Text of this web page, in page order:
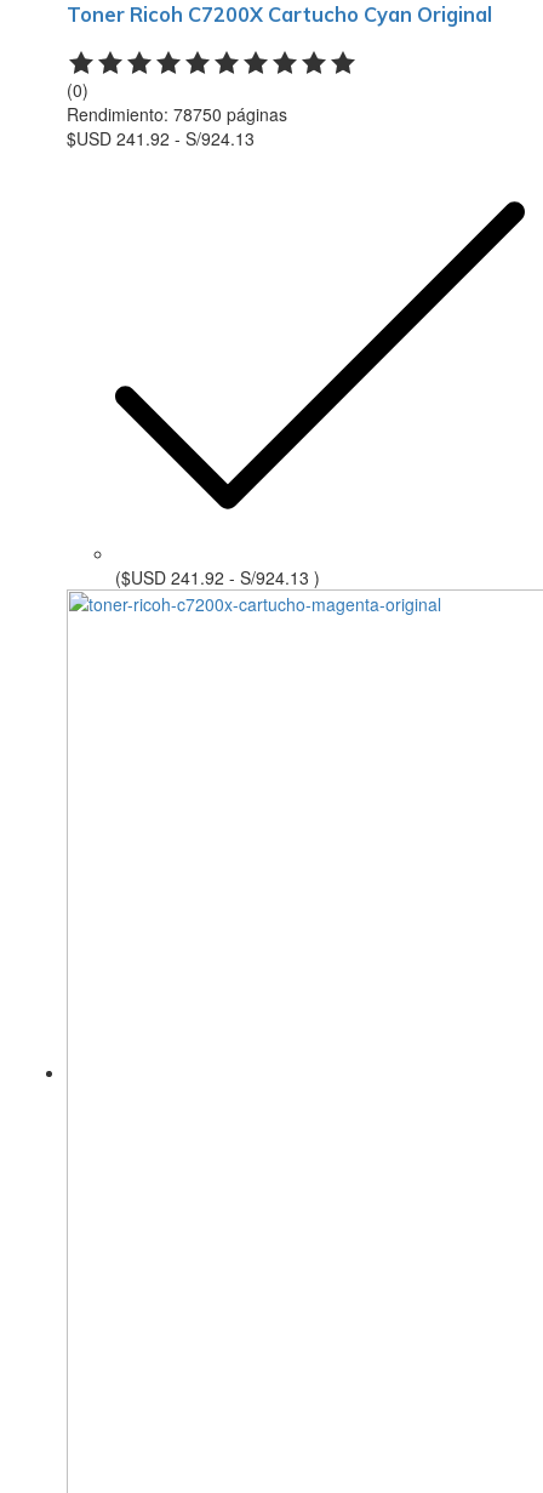
Toner Ricoh C7200X Cartucho Cyan Original
(0)
Rendimiento: 78750 páginas
$USD 241.92 - S/924.13
($USD 241.92 - S/924.13 )